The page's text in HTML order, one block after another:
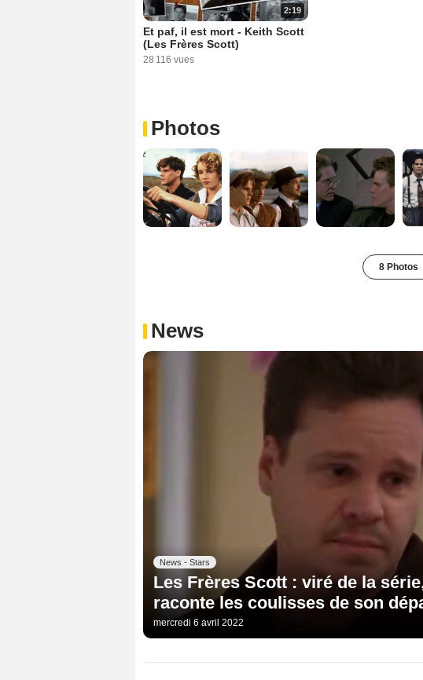
2:19
Et paf, il est mort - Keith Scott
(Les Frères Scott)
28 116 vues
Photos
8 Photos
News
News - Stars
Les Frères Scott : viré de la
raconte les coulisses de son
mercredi 6 avril 2022